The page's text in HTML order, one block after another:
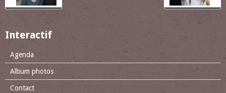
Interactif
Agenda
Album photos
Contact